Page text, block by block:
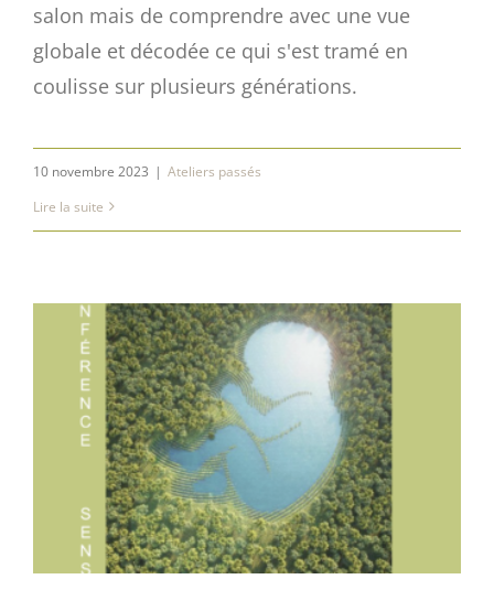
salon mais de comprendre avec une vue
globale et décodée ce qui s'est tramé en
coulisse sur plusieurs générations.
10 novembre 2023 | Ateliers passés
Lire la suite